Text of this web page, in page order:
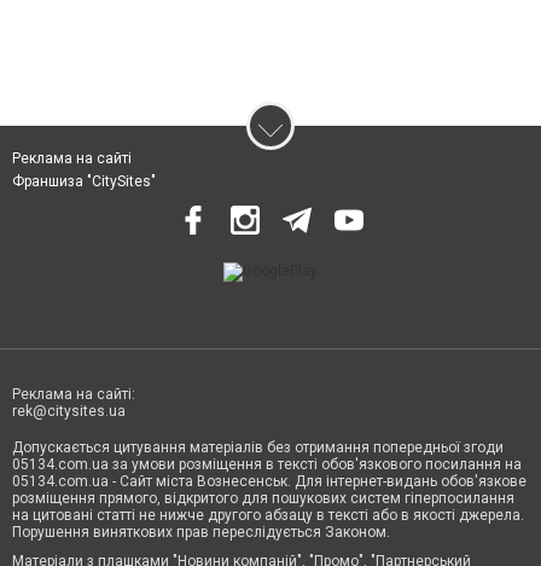
Реклама на сайті
Франшиза "CitySites"
Реклама на сайті:
rek@citysites.ua
Допускається цитування матеріалів без отримання попередньої згоди
05134.com.ua за умови розміщення в тексті обов'язкового посилання на
05134.com.ua - Сайт міста Вознесенськ. Для інтернет-видань обов'язкове
розміщення прямого, відкритого для пошукових систем гіперпосилання
на цитовані статті не нижче другого абзацу в тексті або в якості джерела.
Порушення виняткових прав переслідується Законом.
Матеріали з плашками "Новини компаній", "Промо", "Партнерський